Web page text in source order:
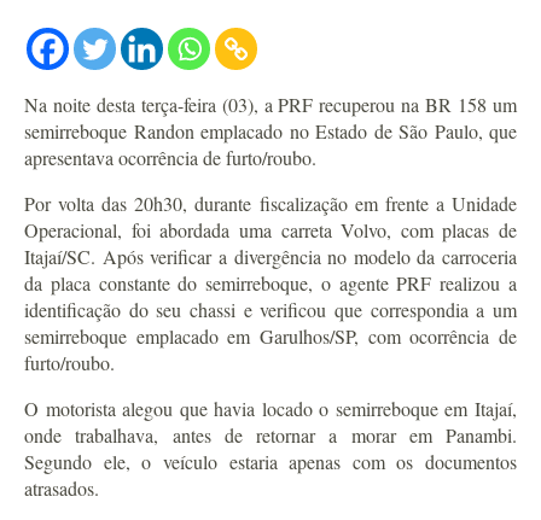
Na noite desta terça-feira (03), a PRF recuperou na BR 158 um
semirreboque Randon emplacado no Estado de São Paulo, que
apresentava ocorrência de furto/roubo.
Por volta das 20h30, durante fiscalização em frente a Unidade
Operacional, foi abordada uma carreta Volvo, com placas de
Itajaí/SC. Após verificar a divergência no modelo da carroceria
da placa constante do semirreboque, o agente PRF realizou a
identificação do seu chassi e verificou que correspondia a um
semirreboque emplacado em Garulhos/SP, com ocorrência de
furto/roubo.
O motorista alegou que havia locado o semirreboque em Itajaí,
onde trabalhava, antes de retornar a morar em Panambi.
Segundo ele, o veículo estaria apenas com os documentos
atrasados.